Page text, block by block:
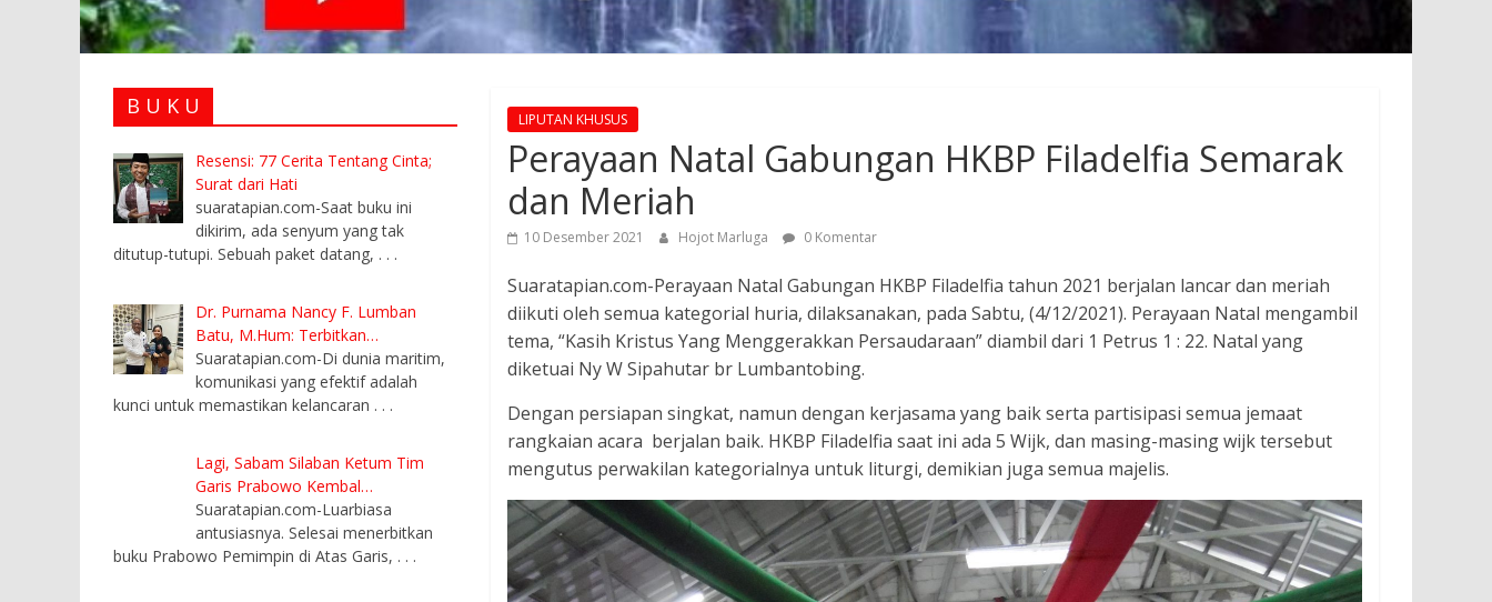
LIPUTAN KHUSUS
Perayaan Natal Gabungan HKBP Filadelfia Semarak
dan Meriah
10 Desember 2021 Hojot Marluga 0 Komentar
Suaratapian.com-Perayaan Natal Gabungan HKBP Filadelfia tahun 2021 berjalan lancar dan meriah
diikuti oleh semua kategorial huria, dilaksanakan, pada Sabtu, (4/12/2021). Perayaan Natal mengambil
tema, “Kasih Kristus Yang Menggerakkan Persaudaraan” diambil dari 1 Petrus 1 : 22. Natal yang
diketuai Ny W Sipahutar br Lumbantobing.
Dengan persiapan singkat, namun dengan kerjasama yang baik serta partisipasi semua jemaat
rangkaian acara berjalan baik. HKBP Filadelfia saat ini ada 5 Wijk, dan masing-masing wijk tersebut
mengutus perwakilan kategorialnya untuk liturgi, demikian juga semua majelis.
B U K U
Resensi: 77 Cerita Tentang Cinta;
Surat dari Hati
suaratapian.com-Saat buku ini
dikirim, ada senyum yang tak
ditutup-tutupi. Sebuah paket datang, . . .
Dr. Purnama Nancy F. Lumban
Batu, M.Hum: Terbitkan…
Suaratapian.com-Di dunia maritim,
komunikasi yang efektif adalah
kunci untuk memastikan kelancaran . . .
Lagi, Sabam Silaban Ketum Tim
Garis Prabowo Kembal…
Suaratapian.com-Luarbiasa
antusiasnya. Selesai menerbitkan
buku Prabowo Pemimpin di Atas Garis, . . .